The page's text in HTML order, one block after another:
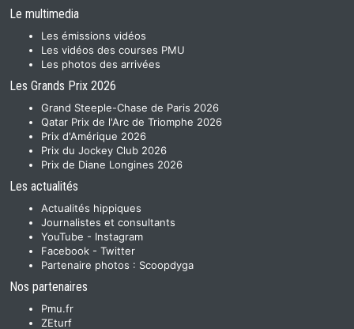
Le multimedia
Les émissions vidéos
Les vidéos des courses PMU
Les photos des arrivées
Les Grands Prix 2026
Grand Steeple-Chase de Paris 2026
Qatar Prix de l'Arc de Triomphe 2026
Prix d'Amérique 2026
Prix du Jockey Club 2026
Prix de Diane Longines 2026
Les actualités
Actualités hippiques
Journalistes et consultants
YouTube - Instagram
Facebook - Twitter
Partenaire photos : Scoopdyga
Nos partenaires
Pmu.fr
ZEturf